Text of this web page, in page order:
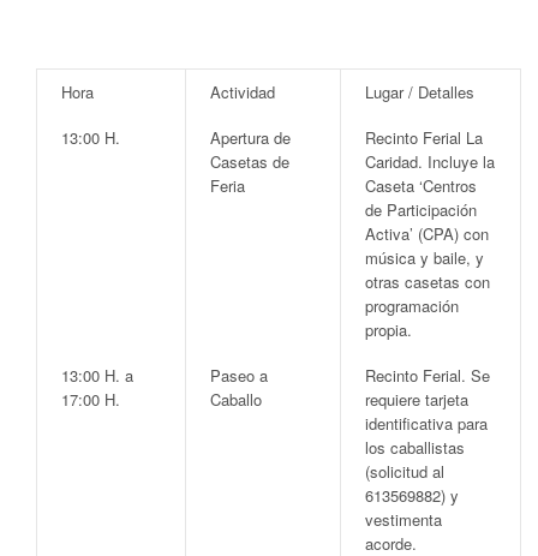
Hora Actividad
Lugar / Detalles
13:00 H.
Apertura de
Casetas de
Feria
Recinto Ferial La
Caridad. Incluye la
Caseta ‘Centros
de Participación
Activa’ (CPA) con
música y baile, y
otras casetas con
programación
propia.
13:00 H. a
17:00 H.
Paseo a
Caballo
Recinto Ferial. Se
requiere tarjeta
identificativa para
los caballistas
(solicitud al
613569882) y
vestimenta
acorde.